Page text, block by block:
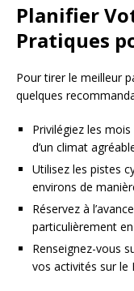
Planifier
Pratiques
Pour tirer le meilleur
quelques
Privilégiez les
d’un climat
Utilisez les pistes
environs de
Réservez à
particulièrement
Renseignez-vous
vos activités sur le